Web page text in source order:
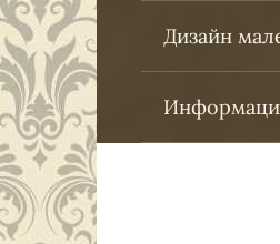
Дизайн